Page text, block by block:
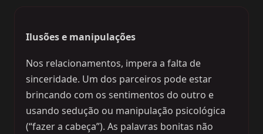
Ilusões e manipulações
Nos relacionamentos, impera a falta de
sinceridade. Um dos parceiros pode estar
brincando com os sentimentos do outro e
usando sedução ou manipulação psicológica
(“fazer a cabeça”). As palavras bonitas não